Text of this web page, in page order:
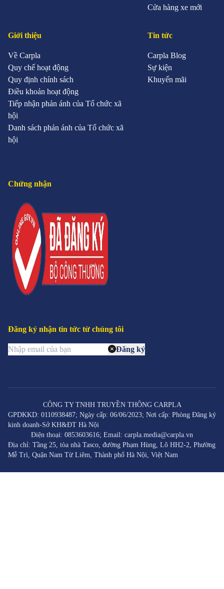
Cửa hàng xe mới
Giới thiệu
Về Carpla
Quy chế hoạt động
Quy định chính sách
Điều khoản hoạt động
Tiếp nhận phản ánh của Tổ chức xã
hội
Danh sách phản ánh của Tổ chức xã
hội
Tin tức
Carpla Blog
Sự kiện
Khuyến mãi
Chứng nhận
Đăng ký nhận tin tức từ chúng tôi
Đăng ký
CÔNG TY TNHH TRUYỀN THÔNG CARPLA
GPDKKD: 0110938487; Ngày cấp: 06/06/2023; Nơi cấp: Phòng Đăng ký
kinh doanh-Sở KH&ĐT Hà Nội
Điện thoại: 0853603616; Email: carpla.media@carpla.vn
Địa chỉ: Tầng 25, tòa nhà Tasco, đường Phạm Hùng, Lô HH2-2, Phường
Mễ Trì, Quận Nam Từ Liêm, Thành phố Hà Nội, Việt Nam